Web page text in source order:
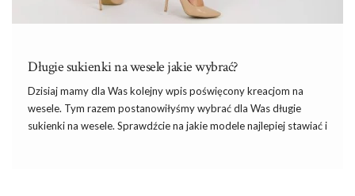
Długie sukienki na wesele jakie wybrać?
Dzisiaj mamy dla Was kolejny wpis poświęcony kreacjom na
wesele. Tym razem postanowiłyśmy wybrać dla Was długie
sukienki na wesele. Sprawdźcie na jakie modele najlepiej stawiać i